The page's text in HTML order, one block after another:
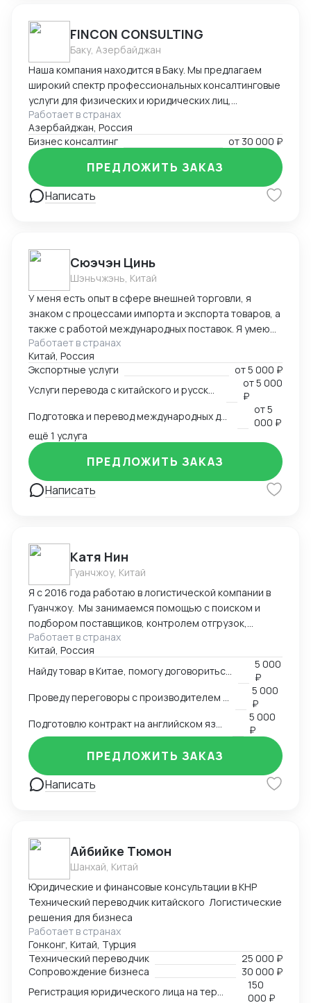
FINCON CONSULTING
Баку, Азербайджан
Наша компания находится в Баку. Мы предлагаем
широкий спектр профессиональных консалтинговые
услуги для физических и юридических лиц,
предпринимателей и бизнесменов на территории
Азербайджана. Портфель наших заказчиков и
клиентов в основном из стран СНГ. В список
стандартных услуг входит: - регистрация компании
на территории Азербайджана, включая открытие
счетов в банках - Полное сопровождение компании -
Помощь в подготовке и подаче документов при
Бухгалтерское сопровождение (1С) - Ведение ВЭД
(договора, инвойсы, акты). - Помощь в проведении и
составлении документов при посреднических
сделках. - Получение справок, лицензий и
сертификатов - Бизнес консалтинг
Работает в странах
Азербайджан, Россия
Бизнес консалтинг
от 30 000 ₽
Написать
ПРЕДЛОЖИТЬ ЗАКАЗ
Cюэчэн Цинь
Шэньчжэнь, Китай
У меня есть опыт в сфере внешней торговли, я
знаком с процессами импорта и экспорта товаров, а
также с работой международных поставок. Я умею
вести переговоры с зарубежными партнерами,
заключать контракты, а также решать вопросы,
связанные с логистикой и таможней. Могу
предоставить консультации по внешней торговле.
Работает в странах
Китай, Россия
Экспортные услуги
от5 000 ₽
от5 000
₽
от5
000 ₽
ещё 1 услуга
Написать
ПРЕДЛОЖИТЬ ЗАКАЗ
Катя Нин
Гуанчжоу, Китай
Я с 2016 года работаю в логистической компании в
Гуанчжоу. Мы занимаемся помощью с поиском и
подбором поставщиков, контролем отгрузок,
проверкой качества товара. В нашей компании
работает более 10 человек и мы всегда можем вам
помочь по любым вопросам связанным с заказом
Работает в странах
Китай, Россия
5 000
₽
5 000
₽
5 000
₽
Написать
ПРЕДЛОЖИТЬ ЗАКАЗ
Айбийке Тюмон
Шанхай, Китай
Юридические и финансовые консультации в КНР
Технический переводчик китайского Логистические
решения для бизнеса
Работает в странах
Гонконг, Китай, Турция
Технический переводчик
25 000 ₽
Сопровождение бизнеса
30 000 ₽
150
000 ₽